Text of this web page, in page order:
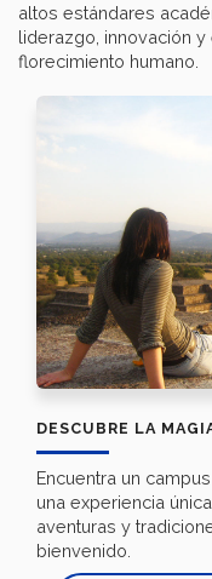
altos estándares
liderazgo, innovación
florecimiento humano.
DESCUBRE LA
Encuentra un
una experiencia
aventuras y
bienvenido.